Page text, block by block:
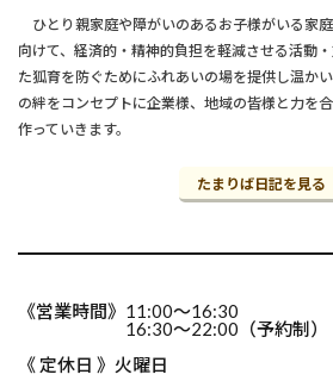
ひとり親家庭や障がいのあるお子様がいる家
向けて、経済的・精神的負担を軽減させる活動
た狐育を防ぐためにふれあいの場を提供し温か
の絆をコンセプトに企業様、地域の皆様と力を
作っていきます。
たまりば日記を見る
《営業時間》11:00～16:30
16:30～22:00（予約制）
《 定休日 》火曜日